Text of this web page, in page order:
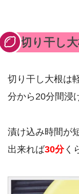
切り干し
切り干し大根は
分から20分間浸
漬け込み時間が
出来れば30分く